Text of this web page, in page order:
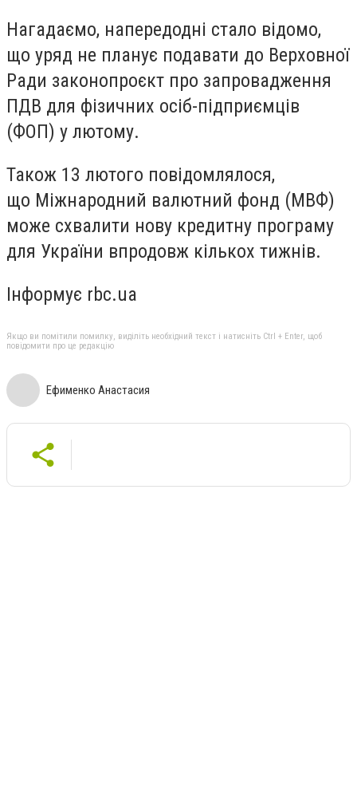
Нагадаємо, напередодні стало відомо,
що уряд не планує подавати до Верховної
Ради законопроєкт про запровадження
ПДВ для фізичних осіб-підприємців
(ФОП) у лютому.
Також 13 лютого повідомлялося,
що Міжнародний валютний фонд (МВФ)
може схвалити нову кредитну програму
для України впродовж кількох тижнів.
Інформує rbc.ua
Якщо ви помітили помилку, виділіть необхідний текст і натисніть Ctrl + Enter, щоб
повідомити про це редакцію
Ефименко Анастасия